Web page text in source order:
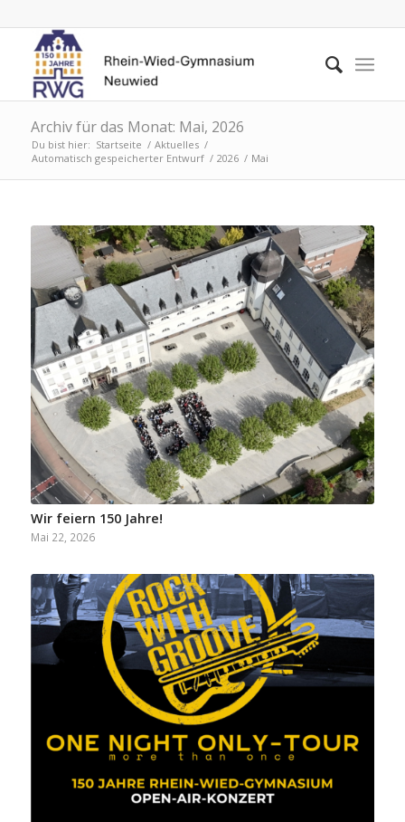
Archiv für das Monat: Mai, 2026
Du bist hier: Startseite / Aktuelles /
Automatisch gespeicherter Entwurf / 2026 / Mai
Wir feiern 150 Jahre!
Mai 22, 2026